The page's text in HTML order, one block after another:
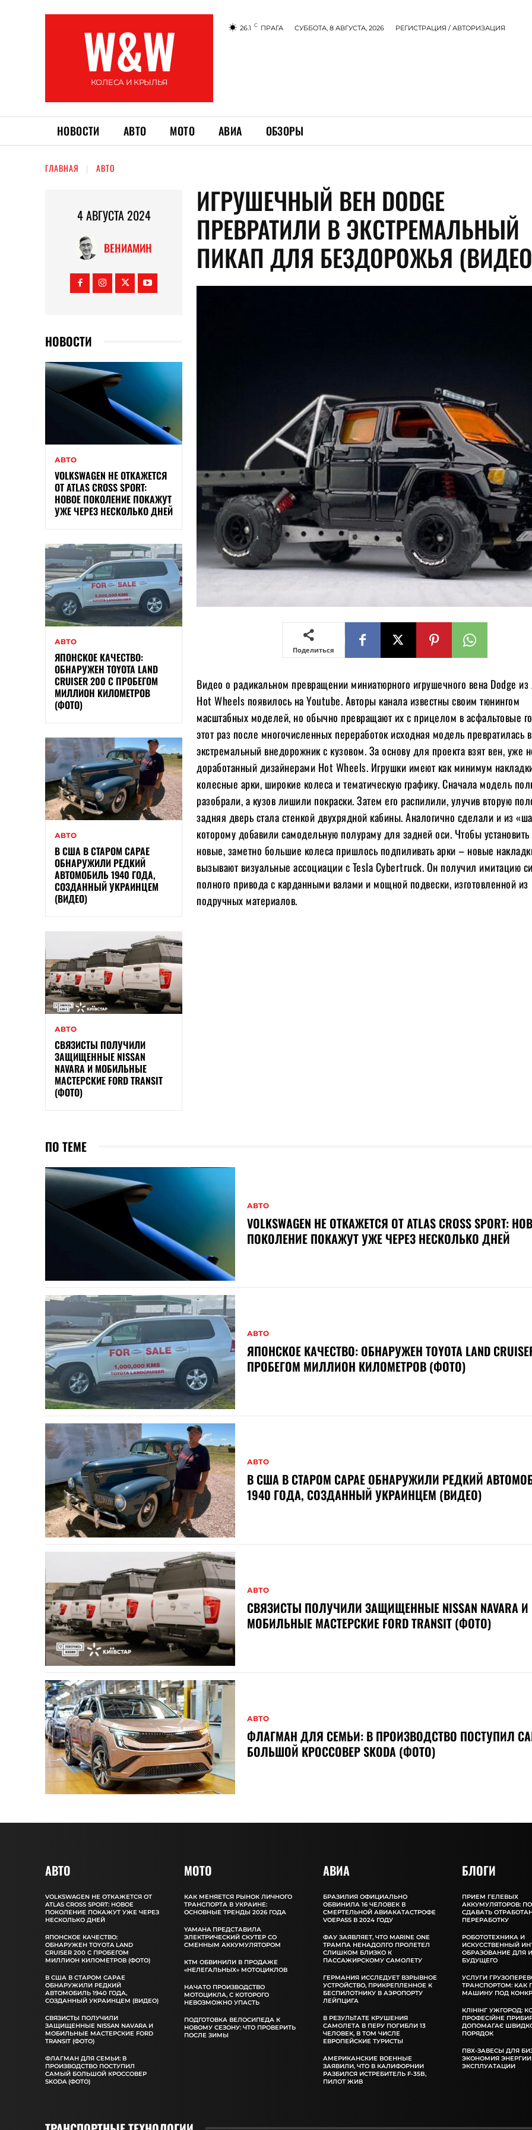
W&W
КОЛЕСА И КРЫЛЬЯ
26.1 C ПРАГА СУББОТА, 8 АВГУСТА, 2026 РЕГИСТРАЦИЯ / АВТОРИЗАЦИЯ
НОВОСТИ АВТО МОТО АВИА ОБЗОРЫ
ГЛАВНАЯ АВТО
4 АВГУСТА 2024
ВЕНИАМИН
НОВОСТИ
АВТО
VOLKSWAGEN НЕ ОТКАЖЕТСЯ
ОТ ATLAS CROSS SPORT:
НОВОЕ ПОКОЛЕНИЕ ПОКАЖУТ
УЖЕ ЧЕРЕЗ НЕСКОЛЬКО ДНЕЙ
АВТО
ЯПОНСКОЕ КАЧЕСТВО:
ОБНАРУЖЕН TOYOTA LAND
CRUISER 200 С ПРОБЕГОМ
МИЛЛИОН КИЛОМЕТРОВ
(ФОТО)
АВТО
В США В СТАРОМ САРАЕ
ОБНАРУЖИЛИ РЕДКИЙ
АВТОМОБИЛЬ 1940 ГОДА,
СОЗДАННЫЙ УКРАИНЦЕМ
(ВИДЕО)
АВТО
СВЯЗИСТЫ ПОЛУЧИЛИ
ЗАЩИЩЕННЫЕ NISSAN
NAVARA И МОБИЛЬНЫЕ
МАСТЕРСКИЕ FORD TRANSIT
(ФОТО)
ИГРУШЕЧНЫЙ ВЕН DODGE
ПРЕВРАТИЛИ В ЭКСТРЕМАЛЬНЫЙ
ПИКАП ДЛЯ БЕЗДОРОЖЬЯ
Поделиться
Видео о радикальном превращении миниатюрного игрушечного вена Dodge
Hot Wheels появилось на Youtube. Авторы канала известны своим тюнингом
масштабных моделей, но обычно превращают их с прицелом в асфальтовые
этот раз после многочисленных переработок исходная модель превратилась в
экстремальный внедорожник с кузовом. За основу для проекта взят вен, уже
доработанный дизайнерами Hot Wheels. Игрушки имеют как минимум
колесные арки, широкие колеса и тематическую графику. Сначала модель
разобрали, а кузов лишили покраски. Затем его распилили, улучив вторую
задняя дверь стала стенкой двухрядной кабины. Аналогично сделали и из
которому добавили самодельную полураму для задней оси. Чтобы
новые, заметно большие колеса пришлось подпиливать арки – новые
вызывают визуальные ассоциации с Tesla Cybertruck. Он получил имитацию
полного привода с карданными валами и мощной подвески, изготовленной из
подручных материалов.
ПО ТЕМЕ
АВТО
VOLKSWAGEN НЕ ОТКАЖЕТСЯ ОТ ATLAS CROSS SPORT:
ПОКОЛЕНИЕ ПОКАЖУТ УЖЕ ЧЕРЕЗ НЕСКОЛЬКО ДНЕЙ
АВТО
ЯПОНСКОЕ КАЧЕСТВО: ОБНАРУЖЕН TOYOTA LAND
ПРОБЕГОМ МИЛЛИОН КИЛОМЕТРОВ (ФОТО)
АВТО
В США В СТАРОМ САРАЕ ОБНАРУЖИЛИ РЕДКИЙ
1940 ГОДА, СОЗДАННЫЙ УКРАИНЦЕМ (ВИДЕО)
АВТО
СВЯЗИСТЫ ПОЛУЧИЛИ ЗАЩИЩЕННЫЕ NISSAN NAVARA И
МОБИЛЬНЫЕ МАСТЕРСКИЕ FORD TRANSIT (ФОТО)
АВТО
ФЛАГМАН ДЛЯ СЕМЬИ: В ПРОИЗВОДСТВО ПОСТУПИЛ
БОЛЬШОЙ КРОССОВЕР SKODA (ФОТО)
АВТО
VOLKSWAGEN НЕ ОТКАЖЕТСЯ ОТ
ATLAS CROSS SPORT: НОВОЕ
ПОКОЛЕНИЕ ПОКАЖУТ УЖЕ ЧЕРЕЗ
НЕСКОЛЬКО ДНЕЙ
ЯПОНСКОЕ КАЧЕСТВО:
ОБНАРУЖЕН TOYOTA LAND
CRUISER 200 С ПРОБЕГОМ
МИЛЛИОН КИЛОМЕТРОВ (ФОТО)
В США В СТАРОМ САРАЕ
ОБНАРУЖИЛИ РЕДКИЙ
АВТОМОБИЛЬ 1940 ГОДА,
СОЗДАННЫЙ УКРАИНЦЕМ (ВИДЕО)
СВЯЗИСТЫ ПОЛУЧИЛИ
ЗАЩИЩЕННЫЕ NISSAN NAVARA И
МОБИЛЬНЫЕ МАСТЕРСКИЕ FORD
TRANSIT (ФОТО)
ФЛАГМАН ДЛЯ СЕМЬИ: В
ПРОИЗВОДСТВО ПОСТУПИЛ
САМЫЙ БОЛЬШОЙ КРОССОВЕР
SKODA (ФОТО)
MOTO
КАК МЕНЯЕТСЯ РЫНОК ЛИЧНОГО
ТРАНСПОРТА В УКРАИНЕ:
ОСНОВНЫЕ ТРЕНДЫ 2026 ГОДА
YAMAHA ПРЕДСТАВИЛА
ЭЛЕКТРИЧЕСКИЙ СКУТЕР СО
СМЕННЫМ АККУМУЛЯТОРОМ
КТМ ОБВИНИЛИ В ПРОДАЖЕ
«НЕЛЕГАЛЬНЫХ» МОТОЦИКЛОВ
НАЧАТО ПРОИЗВОДСТВО
МОТОЦИКЛА, С КОТОРОГО
НЕВОЗМОЖНО УПАСТЬ
ПОДГОТОВКА ВЕЛОСИПЕДА К
НОВОМУ СЕЗОНУ: ЧТО ПРОВЕРИТЬ
ПОСЛЕ ЗИМЫ
АВИА
БРАЗИЛИЯ ОФИЦИАЛЬНО
ОБВИНИЛА 16 ЧЕЛОВЕК В
СМЕРТЕЛЬНОЙ АВИАКАТАСТРОФЕ
VOEPASS В 2024 ГОДУ
ФАУ ЗАЯВЛЯЕТ, ЧТО MARINE ONE
ТРАМПА НЕНАДОЛГО ПРОЛЕТЕЛ
СЛИШКОМ БЛИЗКО К
ПАССАЖИРСКОМУ САМОЛЕТУ
ГЕРМАНИЯ ИССЛЕДУЕТ ВЗРЫВНОЕ
УСТРОЙСТВО, ПРИКРЕПЛЕННОЕ К
БЕСПИЛОТНИКУ В АЭРОПОРТУ
ЛЕЙПЦИГА
В РЕЗУЛЬТАТЕ КРУШЕНИЯ
САМОЛЕТА В ПЕРУ ПОГИБЛИ 13
ЧЕЛОВЕК, В ТОМ ЧИСЛЕ
ЕВРОПЕЙСКИЕ ТУРИСТЫ
АМЕРИКАНСКИЕ ВОЕННЫЕ
ЗАЯВИЛИ, ЧТО В КАЛИФОРНИИ
РАЗБИЛСЯ ИСТРЕБИТЕЛЬ F-35B,
ПИЛОТ ЖИВ
БЛОГИ
ПРИЕМ ГЕЛЕВЫХ
АККУМУЛЯТОРОВ:
СДАВАТЬ
ПЕРЕРАБОТКУ
РОБОТОТЕХНИКА И
ИСКУССТВЕННЫЙ
ОБРАЗОВАНИЕ ДЛЯ
БУДУЩЕГО
УСЛУГИ
ТРАНСПОРТОМ: КАК
МАШИНУ ПОД
КЛІНІНГ УЖГОРОД:
ПРОФЕСІЙНЕ
ДОПОМАГАЄ
ПОРЯДОК
ПВХ-ЗАВЕСЫ ДЛЯ
ЭКОНОМИЯ
ЭКСПЛУАТАЦИИ